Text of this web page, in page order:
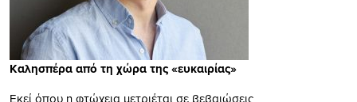
Καλησπέρα από τη χώρα της «ευκαιρίας»
Εκεί όπου η φτώχεια μετριέται σε βεβαιώσεις